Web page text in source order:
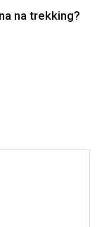
na trekking?